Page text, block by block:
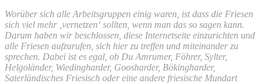
Worüber sich alle Arbeitsgruppen einig waren, ist dass die Friesen
sich viel mehr ‚vernetzen‘ sollten, wenn man das so sagen kann.
Darum haben wir beschlossen, diese Internetseite einzurichten und
alle Friesen aufzurufen, sich hier zu treffen und miteinander zu
sprechen. Dabei ist es egal, ob Du Amrumer, Föhrer, Sylter,
Helgoländer, Wiedingharder, Goosharder, Bökingharder,
Saterländisches Friesisch oder eine andere friesische Mundart